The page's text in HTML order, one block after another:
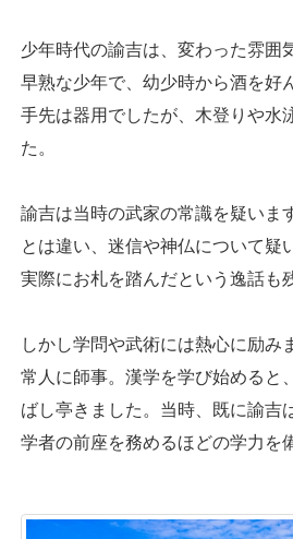
少年時代の諭吉は、変わった雰囲
早熟な少年で、幼少時から酒を好
手先は器用でしたが、木登りや水
た。
諭吉は当時の武家の常識を疑いま
とは違い、迷信や神仏について疑
実際にお札を踏んだという逸話も
しかし学問や武術には熱心に励み
常人に師事。漢学を学び始めると
ばし亭きました。当時、既に諭吉
学者の前座を務めるほどの学力を